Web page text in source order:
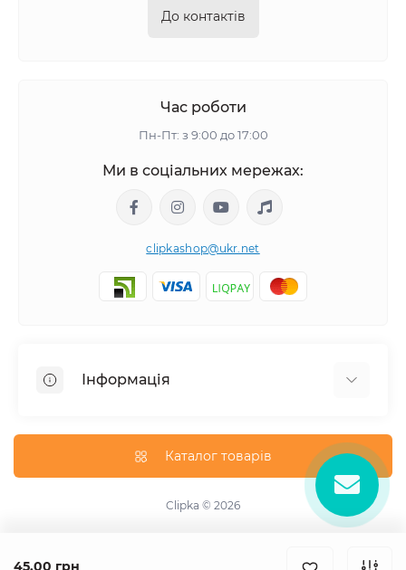
45.00 грн
До контактів
Час роботи
Пн-Пт: з 9:00 до 17:00
Ми в соціальних мережах:
clipkashop@ukr.net
Інформація
Контакти
Каталог товарів
Clipka © 2026